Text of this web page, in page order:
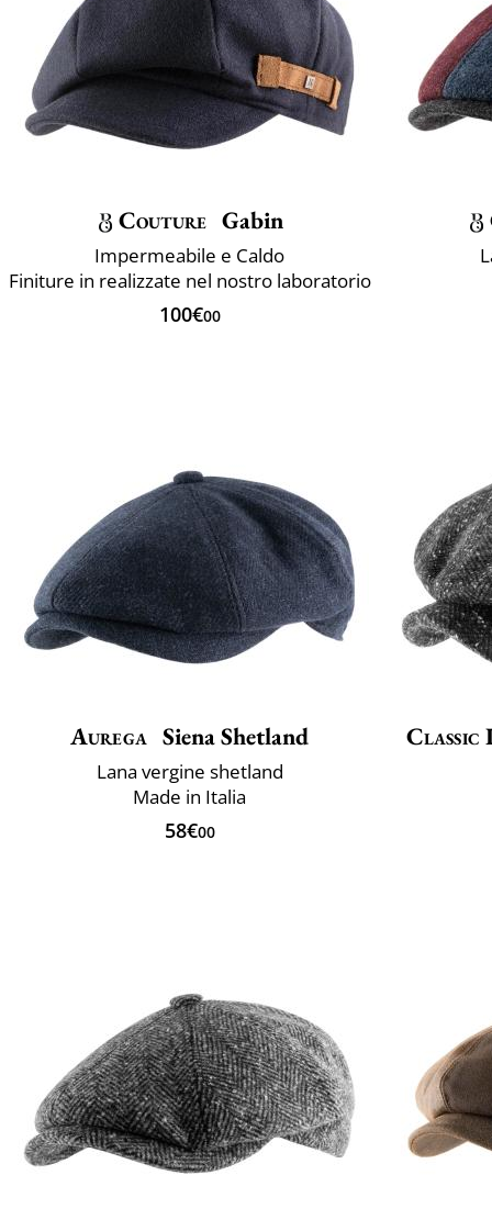
Couture Gabin
Impermeabile e Caldo
Finiture in realizzate nel nostro laboratorio
100€00
Aurega Siena Shetland
Lana vergine shetland
Made in Italia
58€00